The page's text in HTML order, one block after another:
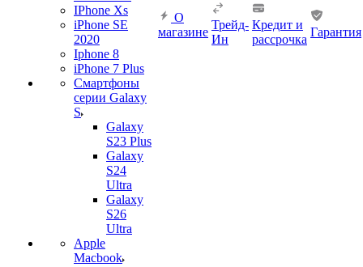
IPhone Xs
iPhone SE
2020
Iphone 8
iPhone 7 Plus
Смартфоны
серии Galaxy
S
Galaxy
S23 Plus
Galaxy
S24
Ultra
Galaxy
S26
Ultra
Apple
Macbook
О
магазине
Трейд-
Ин
Кредит и
рассрочка
Гарантия